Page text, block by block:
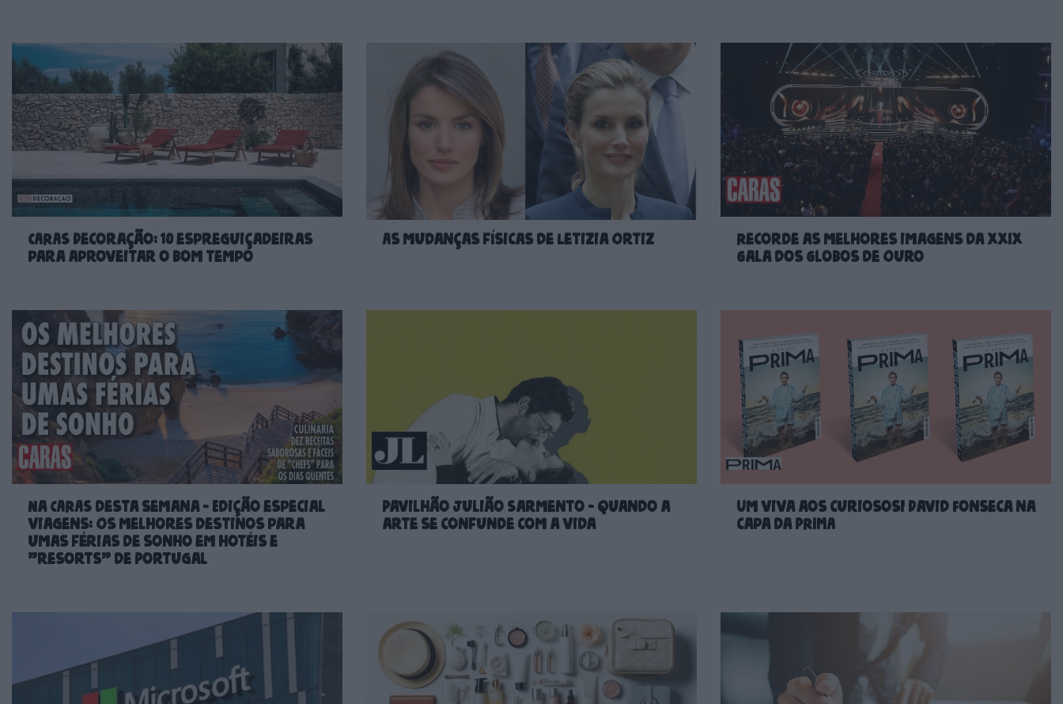
CARAS Decoração: 10 espreguiçadeiras
para aproveitar o bom tempo
As mudanças físicas de Letizia Ortiz
Recorde as melhores imagens da XXIX
Gala dos Globos de Ouro
Na CARAS desta semana - Edição especial
viagens: Os melhores destinos para
umas férias de sonho em hotéis e
"resorts" de Portugal
Pavilhão Julião Sarmento - Quando a
arte se confunde com a vida
Um viva aos curiosos! David Fonseca na
capa da PRIMA